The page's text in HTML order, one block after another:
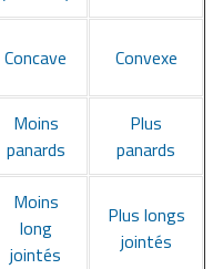
Concave Convexe
Moins
panards
Plus
panards
Moins
long
jointés
Plus longs
jointés